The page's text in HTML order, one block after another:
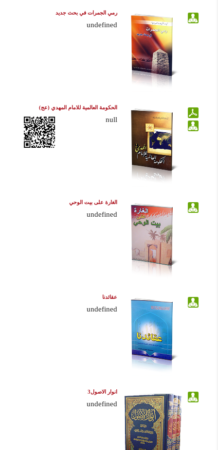
رمي الجمرات في بحث جديد
undefined
الحكومة العالمية للامام المهدي (عج)
null
الغارة على بيت الوحي
undefined
عقائدنا
undefined
انوار الاصول3
undefined